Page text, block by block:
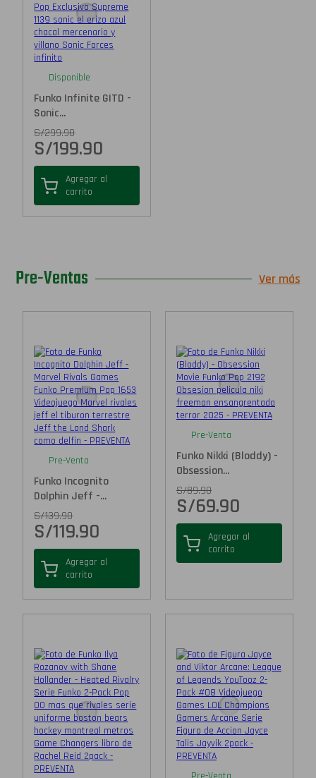
Disponible
Funko Infinite GITD -
Sonic...
S/299.90
S/199.90
Agregar al
carrito
Pre-Ventas Ver más
Pre-Venta
Funko Incognito
Dolphin Jeff -...
S/139.90
S/119.90
Agregar al
carrito
Pre-Venta
Funko Nikki (Bloddy) -
Obsession...
S/89.90
S/69.90
Agregar al
carrito